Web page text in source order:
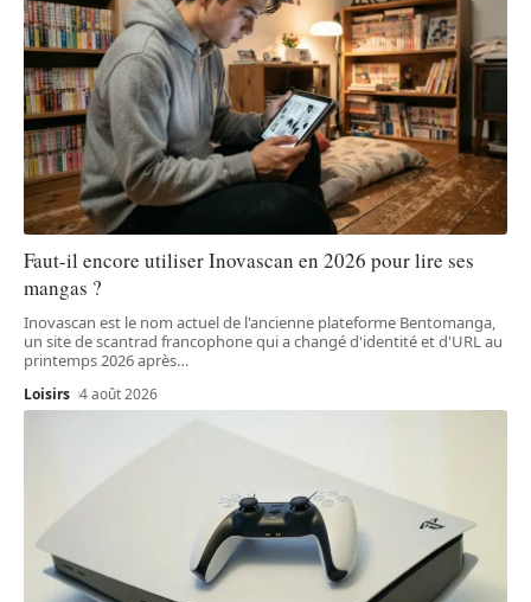
Faut-il encore utiliser Inovascan en 2026 pour lire ses
mangas ?
Inovascan est le nom actuel de l'ancienne plateforme Bentomanga,
un site de scantrad francophone qui a changé d'identité et d'URL au
printemps 2026 après…
Loisirs 4 août 2026